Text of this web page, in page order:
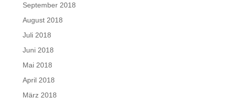
September 2018
August 2018
Juli 2018
Juni 2018
Mai 2018
April 2018
März 2018